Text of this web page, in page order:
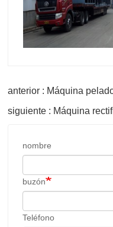
nombre
buzón
Teléfono